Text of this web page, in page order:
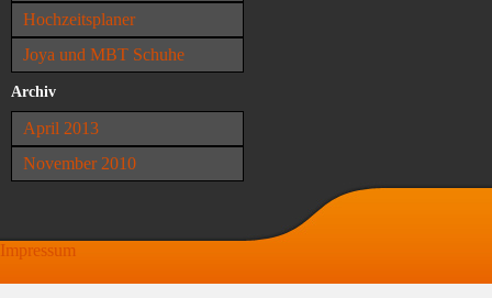
Hochzeitsplaner
Joya und MBT Schuhe
Archiv
April 2013
November 2010
Impressum